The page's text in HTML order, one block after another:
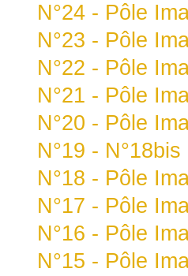
N°24 - Pôle
N°23 - Pôle
N°22 - Pôle
N°21 - Pôle
N°20 - Pôle
N°19 -
N°18 - Pôle
N°17 - Pôle
N°16 - Pôle
N°15 - Pôle